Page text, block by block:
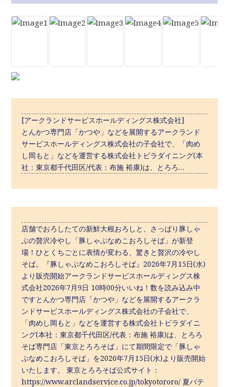
[アークランドサービスホールディングス株式会社]
とんかつ専門店「かつや」などを展開するアークランド
サービスホールディングス株式会社の子会社で、「肉め
し岡もと」などを運営する株式会社トビラダイニング(本
社：東京都千代田区/代表：布施 裕康)は、とろろ…
店舗でおろしたての新鮮大根おろしと、さっぱり豚しゃ
ぶの贅沢冷やし「豚しゃぶなめこおろしそば」が新登
場！ひとくちごとに表情が変わる、驚きと贅沢の冷やし
そば。『豚しゃぶなめこおろしそば』2026年7月15日(水)
より販売開始アークランドサービスホールディングス株
式会社2026年7月9日 10時00分いいね！数を読み込み中
ですとんかつ専⾨店「かつや」などを展開するアークラ
ンドサービスホールディングス株式会社の⼦会社で、
「肉めし岡もと」などを運営する株式会社トビラダイニ
ング(本社：東京都千代田区/代表：布施 裕康)は、とろろ
そば専門店「東京とろろそば」にて期間限定で「豚しゃ
ぶなめこおろしそば」を2026年7月15日(水)より販売開始
いたします。 東京とろろそば公式サイト：
https://www.arclandservice.co.jp/tokyotororo/ 夏バテ